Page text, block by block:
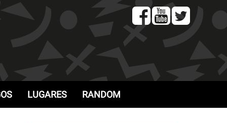
LUGARES RANDOM